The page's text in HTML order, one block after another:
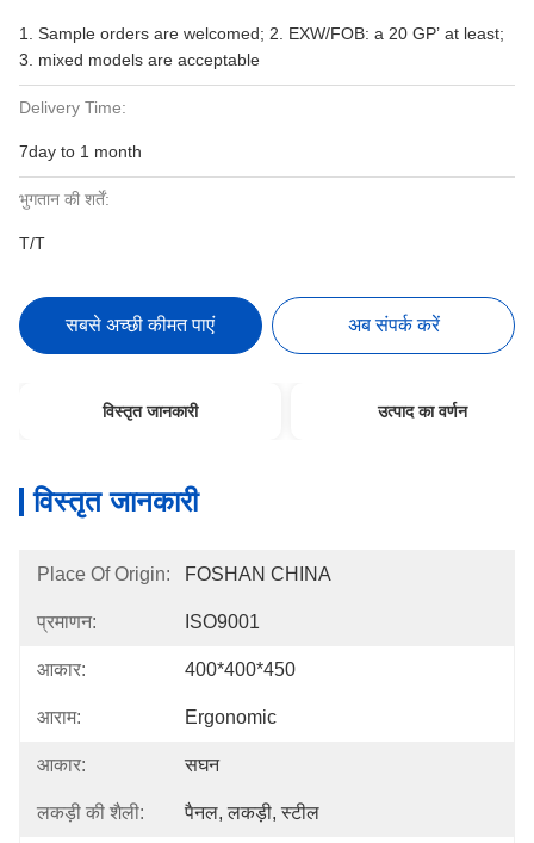
1. Sample orders are welcomed; 2. EXW/FOB: a 20 GP’ at least;
3. mixed models are acceptable
Delivery Time:
7day to 1 month
भुगतान की शर्तें:
T/T
सबसे अच्छी कीमत पाएं अब संपर्क करें
विस्तृत जानकारी उत्पाद का वर्णन
विस्तृत जानकारी
Place Of Origin: FOSHAN CHINA
प्रमाणन: ISO9001
आकार: 400*400*450
आराम: Ergonomic
आकार: सघन
लकड़ी की शैली: पैनल, लकड़ी, स्टील